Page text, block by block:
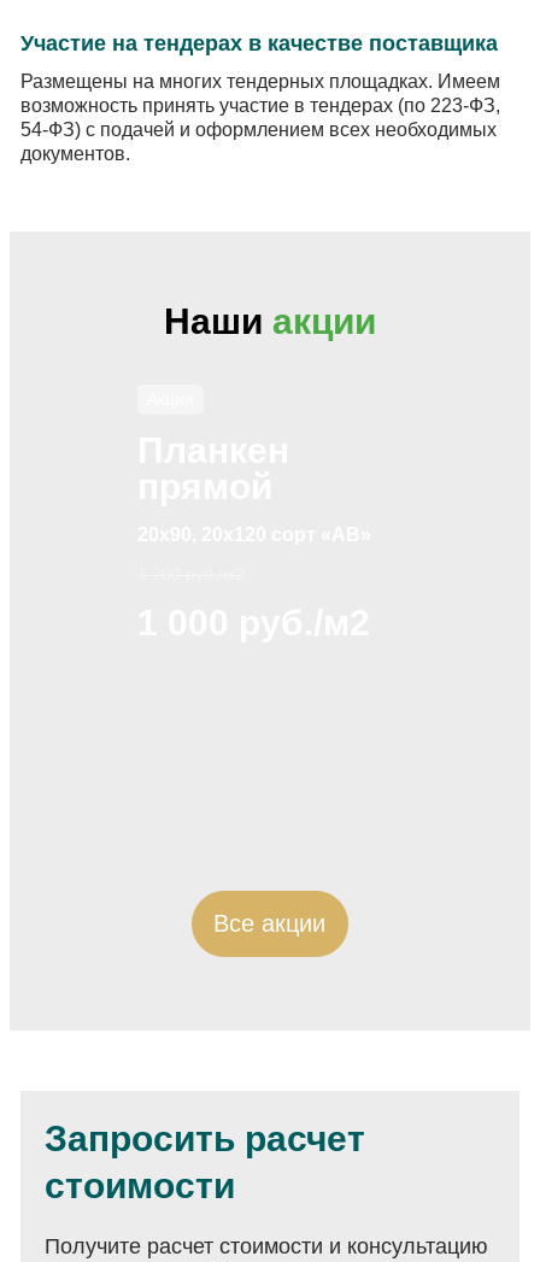
Участие на тендерах в качестве поставщика
Размещены на многих тендерных площадках. Имеем
возможность принять участие в тендерах (по 223-ФЗ,
54-ФЗ) с подачей и оформлением всех необходимых
документов.
Наши акции
Все акции
Запросить расчет
стоимости
Получите расчет стоимости и консультацию